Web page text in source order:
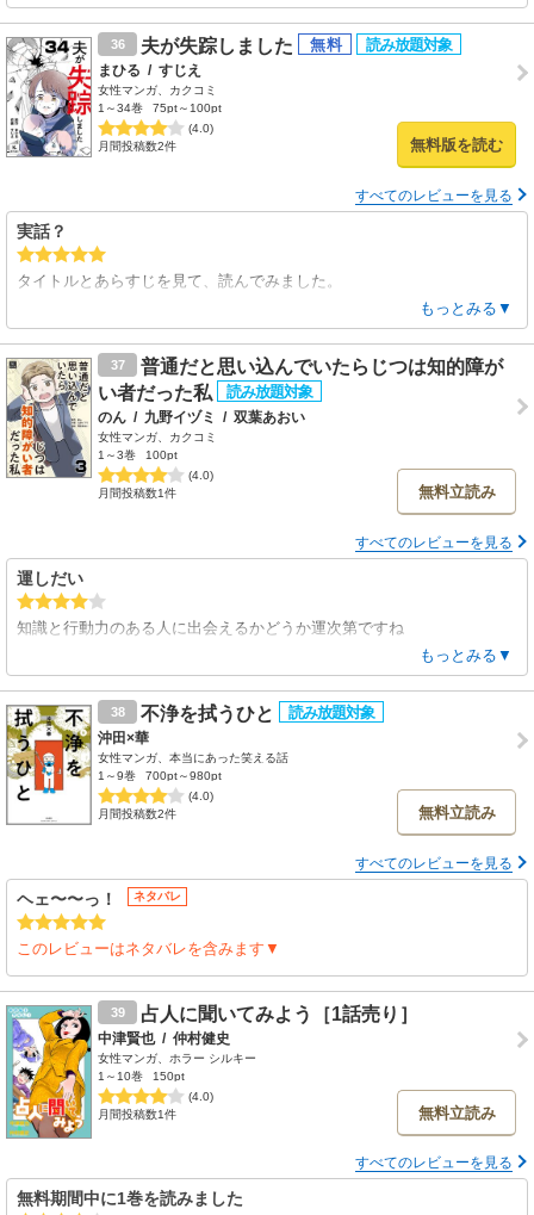
36 夫が失踪しました
まひる / すじえ
女性マンガ、カクコミ
1～34巻
75pt～100pt
(4.0)
月間投稿数2件
無料版を読む
すべてのレビューを見る
実話？
タイトルとあらすじを見て、読んでみました。
絵は可愛らしいです…
ただ内容がかなり重く、実話なら尚更…
義両親は息子が失踪しても協力的ではないし…
小さな子2人抱えて、辛過ぎる…
もっとみる▼
37
普通だと思い込んでいたらじつは知的障が
い者だった私
のん / 九野イヅミ / 双葉あおい
女性マンガ、カクコミ
1～3巻
100pt
(4.0)
月間投稿数1件
無料立読み
すべてのレビューを見る
運しだい
知識と行動力のある人に出会えるかどうか運次第ですね
医療、福祉、行政など分野や地域によって基本的な方針が異なる
誰かひとりを信じてどうにかなることでもない
今後、主人公にどんな出会いがあるか
心穏やかな日々が来ますように
もっとみる▼
38 不浄を拭うひと
沖田×華
女性マンガ、本当にあった笑える話
1～9巻
700pt～980pt
(4.0)
月間投稿数2件
無料立読み
すべてのレビューを見る
ヘェ〜〜っ！ ネタバレ
このレビューはネタバレを含みます▼
39 占人に聞いてみよう［1話売り］
中津賢也 / 仲村健史
女性マンガ、ホラー シルキー
1～10巻
150pt
(4.0)
月間投稿数1件
無料立読み
すべてのレビューを見る
無料期間中に1巻を読みました